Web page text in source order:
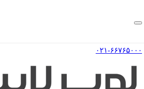
۰۲۱-۶۶۷۶۵۰۰۰